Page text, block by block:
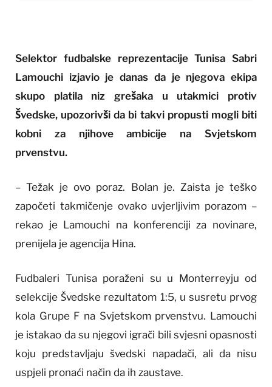
Selektor fudbalske reprezentacije Tunisa Sabri
Lamouchi izjavio je danas da je njegova ekipa
skupo platila niz grešaka u utakmici protiv
Švedske, upozorivši da bi takvi propusti mogli biti
kobni za njihove ambicije na Svjetskom
prvenstvu.
– Težak je ovo poraz. Bolan je. Zaista je teško
započeti takmičenje ovako uvjerljivim porazom –
rekao je Lamouchi na konferenciji za novinare,
prenijela je agencija Hina.
Fudbaleri Tunisa poraženi su u Monterreyju od
selekcije Švedske rezultatom 1:5, u susretu prvog
kola Grupe F na Svjetskom prvenstvu. Lamouchi
je istakao da su njegovi igrači bili svjesni opasnosti
koju predstavljaju švedski napadači, ali da nisu
uspjeli pronaći način da ih zaustave.